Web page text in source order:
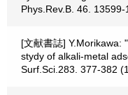
Phys.Rev.B. 46.
[文献書誌] Y.Morikawa:
stydy of alkali-metal
Surf.Sci.283. 377-382